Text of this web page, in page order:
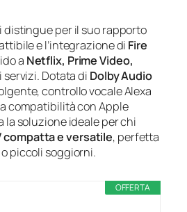
distingue per il suo rapporto
e l’integrazione di Fire
a Netflix, Prime Video,
servizi. Dotata di Dolby Audio
controllo vocale Alexa
compatibilità con Apple
la soluzione ideale per chi
compatta e versatile, perfetta
piccoli soggiorni.
OFFERTA